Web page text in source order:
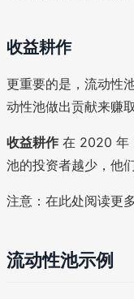
收益耕作
更重要的是，流动性
动性池做出贡献来赚
收益耕作 在 2020 年
池的投资者越少，他
注意：在此处阅读更
流动性池示例